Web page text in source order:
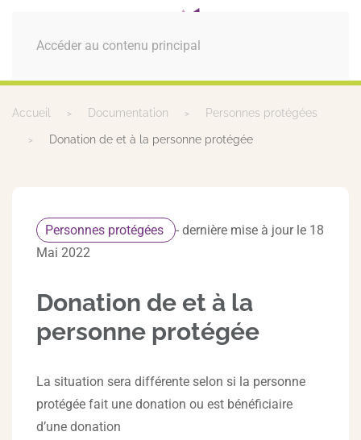
Accéder au contenu principal
MENU
Accueil Documentation Personnes protégées
Donation de et à la personne protégée
Personnes protégées
- dernière mise à jour le 18
Mai 2022
Donation de et à la
personne protégée
La situation sera différente selon si la personne
protégée fait une donation ou est bénéficiaire
d’une donation